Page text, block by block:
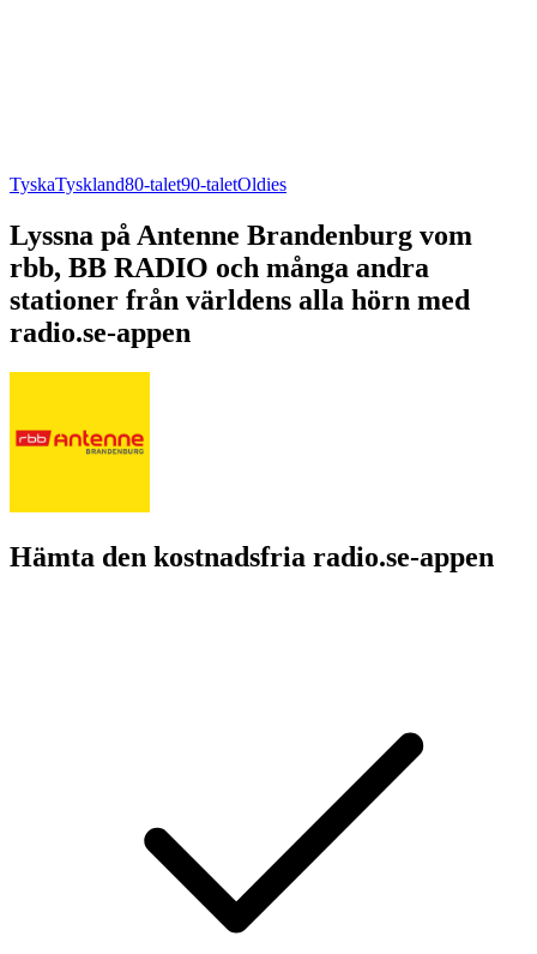
TyskaTyskland80-talet90-taletOldies
Lyssna på Antenne Brandenburg vom
rbb, BB RADIO och många andra
stationer från världens alla hörn med
radio.se-appen
Hämta den kostnadsfria radio.se-appen